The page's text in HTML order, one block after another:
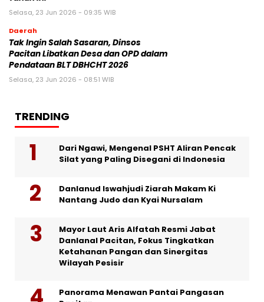
Selasa, 23 Jun 2026 - 09:35 WIB
Daerah
Tak Ingin Salah Sasaran, Dinsos
Pacitan Libatkan Desa dan OPD dalam
Pendataan BLT DBHCHT 2026
Selasa, 23 Jun 2026 - 08:51 WIB
TRENDING
Dari Ngawi, Mengenal PSHT Aliran Pencak
Silat yang Paling Disegani di Indonesia
Danlanud Iswahjudi Ziarah Makam Ki
Nantang Judo dan Kyai Nursalam
Mayor Laut Aris Alfatah Resmi Jabat
Danlanal Pacitan, Fokus Tingkatkan
Ketahanan Pangan dan Sinergitas
Wilayah Pesisir
Panorama Menawan Pantai Pangasan